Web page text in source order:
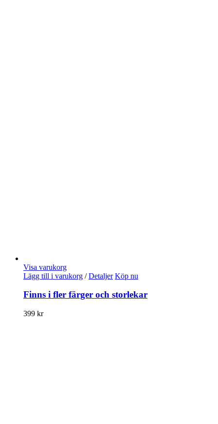
Visa varukorg
Lägg till i varukorg / Detaljer Köp nu
Finns i fler färger och storlekar
399 kr